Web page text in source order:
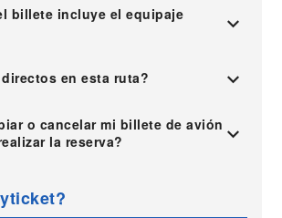
billete incluye el equipaje
en esta ruta?
o cancelar mi billete de avión
la reserva?